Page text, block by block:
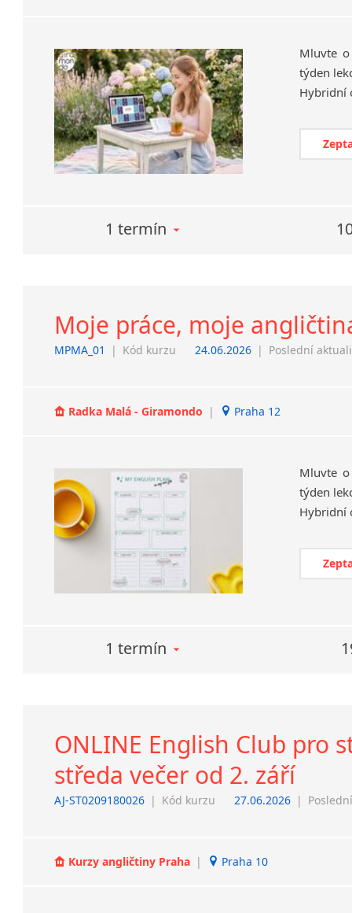
Mluvte
týden
1 termín
Moje práce, moje
MPMA_01 | Kód kurzu 24.06.2026 | Poslední
Radka Malá - Giramondo | Praha 12
Mluvte
týden
1 termín
ONLINE English Club pro
středa večer od 2. září
AJ-ST0209180026 | Kód kurzu 27.06.2026 |
Kurzy angličtiny Praha | Praha 10